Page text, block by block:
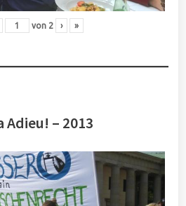
von 2 › »
Adieu! – 2013